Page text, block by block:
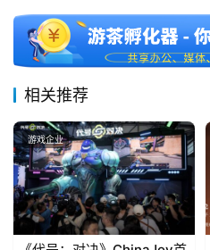
月
3
0
日
游
茶
对
相关推荐
游戏企业